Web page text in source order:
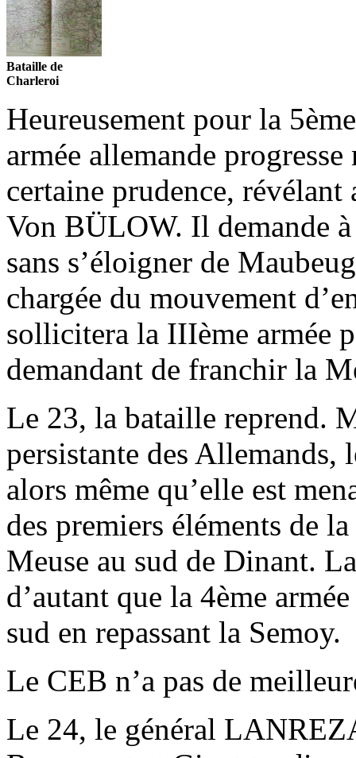
Bataille de
Charleroi
Heureusement pour la
armée allemande
certaine prudence,
Von BÜLOW. Il demande
sans s’éloigner de
chargée du mouvement
sollicitera la IIIème armée
demandant de franchir la
Le 23, la bataille reprend.
persistante des Allemands,
alors même qu’elle est
des premiers éléments de
Meuse au sud de Dinant.
d’autant que la 4ème
sud en repassant la Semoy.
Le CEB n’a pas de
Le 24, le général